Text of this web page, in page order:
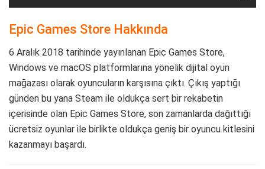
Epic Games Store Hakkında
6 Aralık 2018 tarihinde yayınlanan Epic Games Store,
Windows ve macOS platformlarına yönelik dijital oyun
mağazası olarak oyuncuların karşısına çıktı. Çıkış yaptığı
günden bu yana Steam ile oldukça sert bir rekabetin
içerisinde olan Epic Games Store, son zamanlarda dağıttığı
ücretsiz oyunlar ile birlikte oldukça geniş bir oyuncu kitlesini
kazanmayı başardı.